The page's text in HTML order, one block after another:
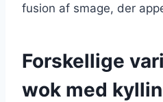
fusion af smage, der
Forskellige
wok med